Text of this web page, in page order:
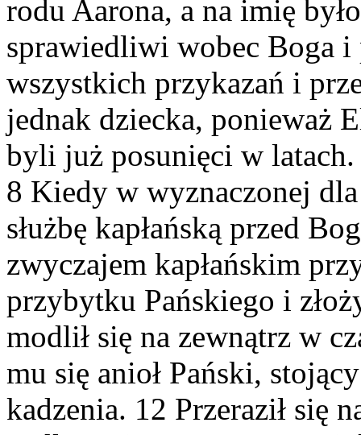
rodu Aarona, a na imię
sprawiedliwi wobec Boga i
wszystkich przykazań i
jednak dziecka, ponieważ
byli już posunięci w latach.
8 Kiedy w wyznaczonej dla
służbę kapłańską przed
zwyczajem kapłańskim
przybytku Pańskiego i
modlił się na zewnątrz w
mu się anioł Pański,
kadzenia. 12 Przeraził się